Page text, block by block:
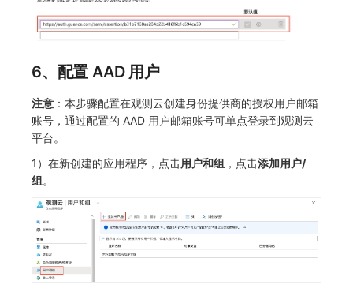
6、配置 AAD 用户
注意 ：本步骤配置在观测云创建身份提供商的授权用户邮箱
账号，通过配置的 AAD 用户邮箱账号可单点登录到观测云
平台。
1）在新创建的应用程序，点击用户和组 ，点击添加用户/
组。